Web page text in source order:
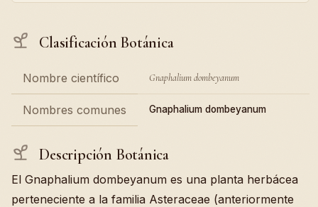
Clasificación Botánica
Nombre científico Gnaphalium dombeyanum
Nombres comunes Gnaphalium dombeyanum
Descripción Botánica
El Gnaphalium dombeyanum es una planta herbácea
perteneciente a la familia Asteraceae (anteriormente